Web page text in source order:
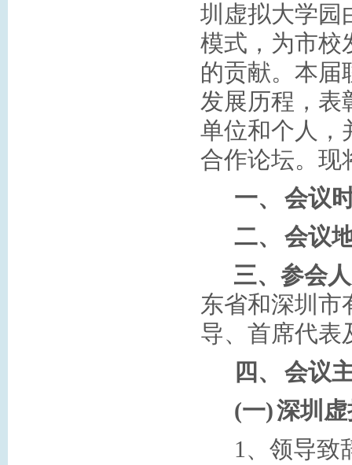
圳虚拟大学园
模式，为市校
的贡献。本届
发展历程，表
单位和个人，
合作论坛。现
一、
会议
二、
会议
三、参会
东省和深圳市
导、首席代表
四、
会议
(一)深圳
1 、领导致